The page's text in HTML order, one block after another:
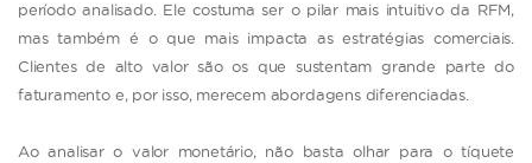
período analisado. Ele costuma ser o pilar mais intuitivo da RFM,
mas também é o que mais impacta as estratégias comerciais.
Clientes de alto valor são os que sustentam grande parte do
faturamento e, por isso, merecem abordagens diferenciadas.
Ao analisar o valor monetário, não basta olhar para o tíquete